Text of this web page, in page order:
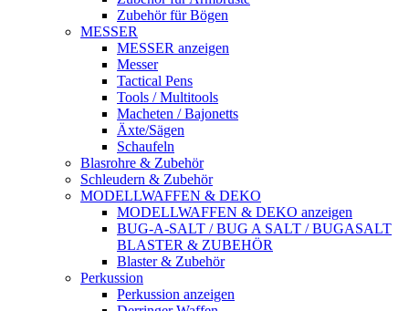
Zubehör für Bögen
MESSER
MESSER anzeigen
Messer
Tactical Pens
Tools / Multitools
Macheten / Bajonetts
Äxte/Sägen
Schaufeln
Blasrohre & Zubehör
Schleudern & Zubehör
MODELLWAFFEN & DEKO
MODELLWAFFEN & DEKO anzeigen
BUG-A-SALT / BUG A SALT / BUGASALT
BLASTER & ZUBEHÖR
Blaster & Zubehör
Perkussion
Perkussion anzeigen